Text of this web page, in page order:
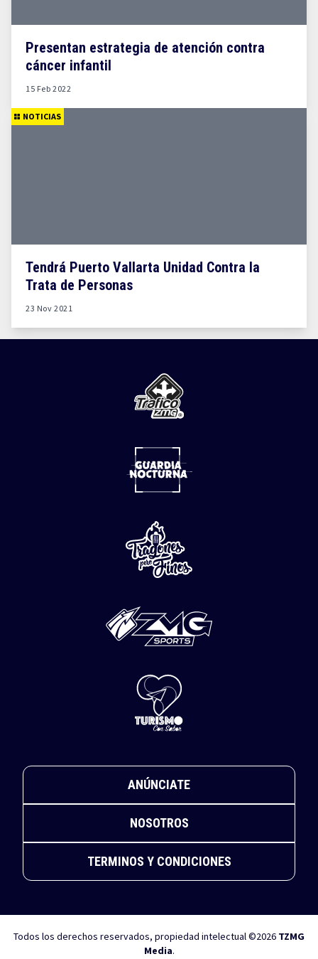
Presentan estrategia de atención contra
cáncer infantil
15 Feb 2022
NOTICIAS
Tendrá Puerto Vallarta Unidad Contra la
Trata de Personas
23 Nov 2021
ANÚNCIATE
NOSOTROS
TERMINOS Y CONDICIONES
Todos los derechos reservados, propiedad intelectual ©2026 TZMG
Media.